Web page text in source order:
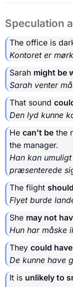
Speculation
The office is
Kontoret er
Sarah might be
Sarah venter
That sound
Den lyd kunne
He can’t be the
the manager.
Han kan
præsenterede
The flight
Flyet burde
She may not
Hun har måske
They could
De kunne have
It is unlikely to